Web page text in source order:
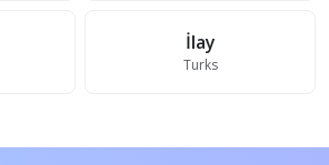
İlay
Turks